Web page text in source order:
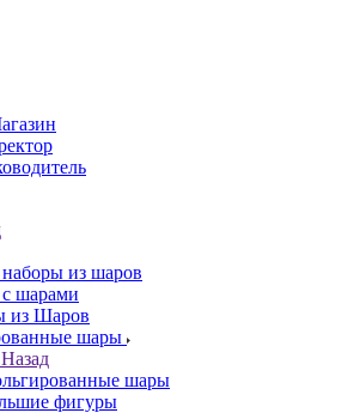
из шаров
шарами
из Шаров
шары
Назад
шары
фигуры